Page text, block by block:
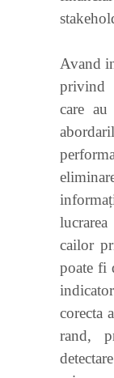
Avand
privind
care au
cailor
poate fi
corecta
rand,